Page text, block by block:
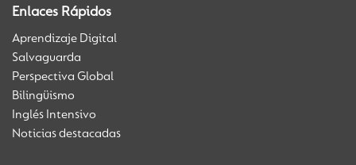
Enlaces Rápidos
Aprendizaje Digital
Salvaguarda
Perspectiva Global
Bilingüismo
Inglés Intensivo
Noticias destacadas